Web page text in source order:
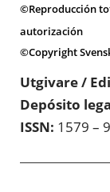
©Reproducción
autorización
©Copyright
Utgivare /
Depósito
ISSN: 1579 –